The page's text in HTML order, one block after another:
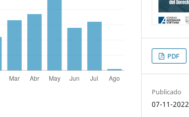
PDF
Publicado
07-11-2022